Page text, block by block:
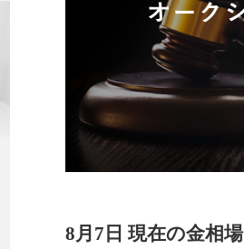
8月7日 現在の金相場